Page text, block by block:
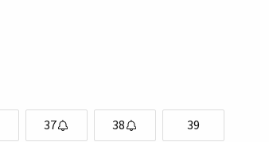
37 38 39